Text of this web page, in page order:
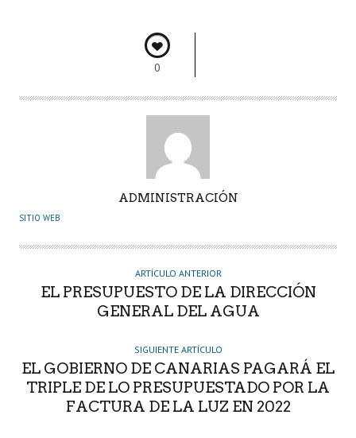
0
U
O
ADMINISTRACIÓN
SITIO WEB
ARTÍCULO ANTERIOR
EL PRESUPUESTO DE LA DIRECCIÓN
GENERAL DEL AGUA
SIGUIENTE ARTÍCULO
EL GOBIERNO DE CANARIAS PAGARÁ EL
TRIPLE DE LO PRESUPUESTADO POR LA
FACTURA DE LA LUZ EN 2022